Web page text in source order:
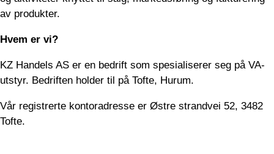
av produkter.
Hvem er vi?
KZ Handels AS er en bedrift som spesialiserer seg på VA-
utstyr. Bedriften holder til på Tofte, Hurum.
Vår registrerte kontoradresse er Østre strandvei 52, 3482
Tofte.